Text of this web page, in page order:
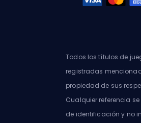
Todos los títulos de
registradas
propiedad de sus
Cualquier referencia
de identificación y no